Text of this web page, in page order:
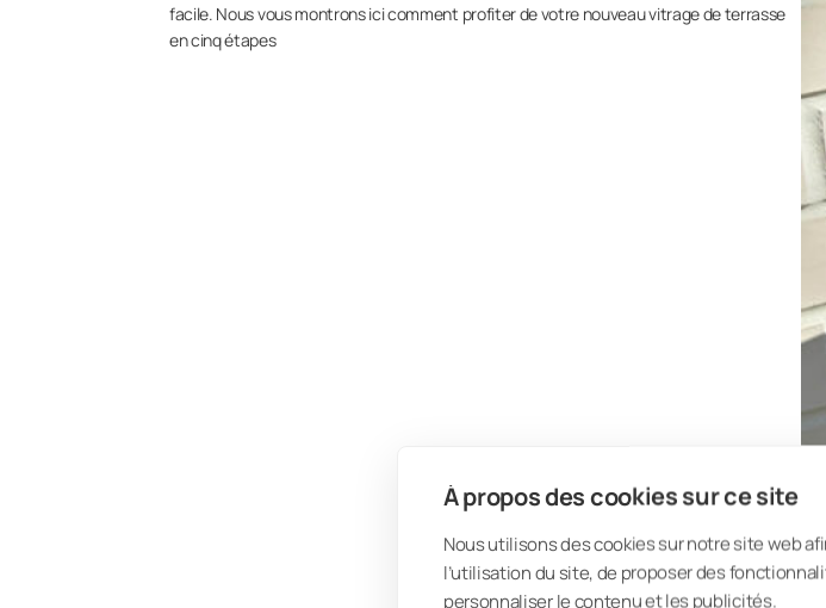
À propos des cookies sur ce site
Nous utilisons des cookies sur notre site web
l’utilisation du site, de proposer des
personnaliser le contenu et les publicités.
facile. Nous vous montrons ici comment profiter de votre nouveau vitrage de terrasse
en cinq étapes